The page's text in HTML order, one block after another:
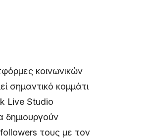
κοινωνικών
σημαντικό κομμάτι
Live Studio
δημιουργούν
τους με τον